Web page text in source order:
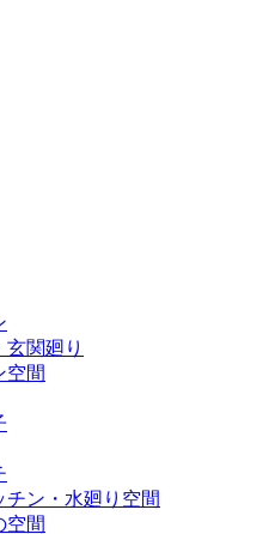
関廻り
空間
ン・水廻り空間
空間